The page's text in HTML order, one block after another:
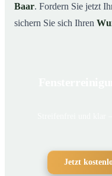
Baar. Fordern Sie jetzt
sichern Sie sich Ihren
Jetzt